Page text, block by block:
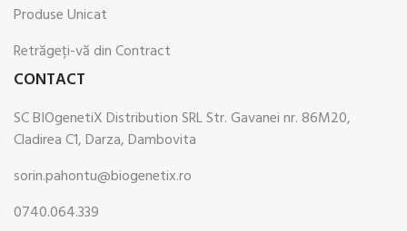
Produse Unicat
Retrăgeți-vă din Contract
CONTACT
SC BIOgenetiX Distribution SRL Str. Gavanei nr. 86M20,
Cladirea C1, Darza, Dambovita
sorin.pahontu@biogenetix.ro
0740.064.339